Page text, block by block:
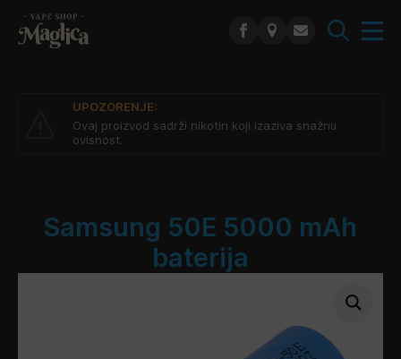
UPOZORENJE:
Ovaj proizvod sadrži nikotin koji izaziva snažnu
ovisnost.
Samsung 50E 5000 mAh
baterija